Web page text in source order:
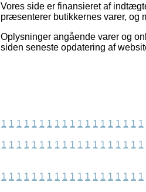
Vores side er finansieret af
præsenterer butikkernes varer, og
Oplysninger angående varer og
siden seneste opdatering af
1 1 1 1 1 1 1 1 1 1 1 1 1 1 1 1 1 1 1
1 1 1 1 1 1 1 1 1 1 1 1 1 1 1 1 1 1 1
1 1 1 1 1 1 1 1 1 1 1 1 1 1 1 1 1 1 1